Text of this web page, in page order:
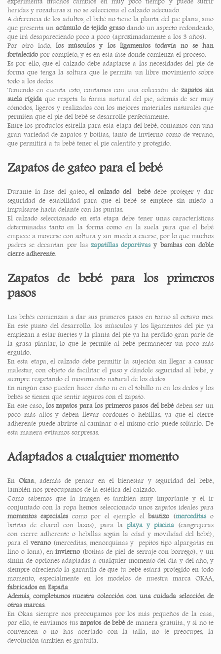
heridas y rozaduras si no se selecciona el calzado adecuado.
A diferencia de los adultos, el bebé no tiene la planta del pie plana, sino
que presenta un acúmulo de tejido graso dando un aspecto redondeado,
que irá desapareciendo poco a poco (aproximadamente a los 3 años).
Por otro lado,los músculos y los ligamentos todavía no se han
fortalecido por completo, y es en esta fase donde comienza el proceso.
Es por ello, que el calzado debe adaptarse a las necesidades del pie de
forma que tenga la soltura que le permita un libre movimiento sobre
todo a los dedos.
Teniendo en cuenta esto, contamos con una colección de zapatos sin
suela rígida que respeta la forma natural del pie, además de ser muy
cómodos, ligeros y realizados con los mejores materiales naturales que
permiten que el pie del bebé se desarrolle perfectamente.
Entre los productos estrella para esta etapa del bebé, contamos con una
gran variedad de zapatos y botitas, tanto de invierno como de verano,
que permitirá a tu bebé tener el pie calentito y protegido.
Zapatos de gateo para el bebé
Durante la fase del gateo, el calzado del bebé debe proteger y dar
seguridad de estabilidad para que el bebé se empiece sin miedo a
impulsarse hacia delante con las puntas.
El calzado seleccionado en esta etapa debe tener unas características
determinadas tanto en la forma como en la suela para que el bebé
empiece a moverse con soltura y sin miedo a caerse, por lo que muchos
padres se decantan por las zapatillas deportivasy bambas con doble
cierre adherente.
Zapatos de bebé para los primeros
pasos
Los bebés comienzan a dar sus primeros pasos en torno al octavo mes.
En este punto del desarrollo, los músculos y los ligamentos del pie ya
empiezan a estar fuertes y la planta del pie ya ha perdido gran parte de
la grasa plantar, lo que le permite al bebé permanecer un poco más
erguido.
En esta etapa, el calzado debe permitir la sujeción sin llegar a causar
malestar, con objeto de facilitar el paso y dándole seguridad al bebé, y
siempre respetando el movimiento natural de los dedos.
En ningún caso pueden hacer daño ni en el tobillo ni en los dedos y los
bebés se tienen que sentir seguros con el zapato.
En este caso, los zapatos para los primeros pasos del bebé deben ser un
poco más altos y deben llevar cordones o hebillas, ya que el cierre
adherente puede abrirse al caminar o el mismo crío puede soltarlo. De
esta manera evitamos sorpresas.
Adaptados a cualquier momento
En Okaa , además de pensar en el bienestar y seguridad del bebé,
también nos preocupamos de la estética del calzado.
Como sabemos que la imagen es también muy importante y el ir
conjuntado con la ropa hemos seleccionado unos zapatos ideales para
momentos especialescomo por el ejemplo elbautizo (merceditaso
botitas de charol con lazos), para la playa y piscina(cangrejeras
con cierre adherente o hebillas según la edad y movilidad del bebé),
para el verano (merceditas, menorquinas y
pepitos tipo alpargatas en
lino o lona), eninvierno (botitas de piel de serraje con borrego), y un
sinfín de opciones adaptadas a cualquier momento del día y del año, y
siempre ofreciendo la garantía de que tu bebé estará protegido en todo
momento, especialmente en los modelos de nuestra marca OKAA,
fabricados en España
Además, completamos nuestra colección con una cuidada selección de
otras marcas.
En Okaa siempre nos preocupamos por los más pequeños de la casa,
por ello, te enviamos tuszapatos de bebéde manera gratuita, y si no te
convencen o no has acertado con la talla, no te preocupes, la
devolución también es gratuita.